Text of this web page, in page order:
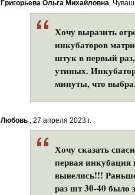
Григорьева Ольга Михайловна,
Хочу выразить
инкубаторов
штук в первый
утиных.
минуты, что
Любовь , 27 апреля 2023 г.
Хочу сказать
первая инкубация
вывелись!!!
раз шт 30-40 было